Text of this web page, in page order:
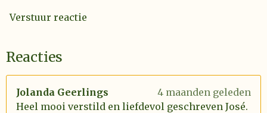
Verstuur reactie
Reacties
Jolanda Geerlings
4 maanden geleden
Heel mooi verstild en liefdevol geschreven José.